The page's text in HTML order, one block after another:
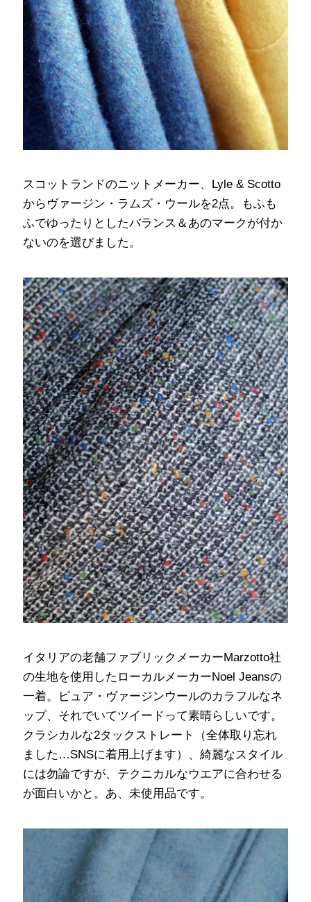
スコットランドのニットメーカー、Lyle & Scotto
からヴァージン・ラムズ・ウールを2点。もふも
ふでゆったりとしたバランス＆あのマークが付か
ないのを選びました。
イタリアの老舗ファブリックメーカーMarzotto社
の生地を使用したローカルメーカーNoel Jeansの
一着。ピュア・ヴァージンウールのカラフルなネ
ップ、それでいてツイードって素晴らしいです。
クラシカルな2タックストレート（全体取り忘れ
ました…SNSに着用上げます）、綺麗なスタイル
には勿論ですが、テクニカルなウエアに合わせる
が面白いかと。あ、未使用品です。